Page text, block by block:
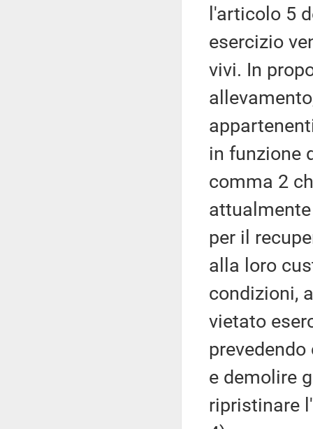
l'articolo 5
esercizio
vivi. In
in funzione
comma 2
per il
alla loro
condizioni,
vietato
e demolire
ripristinare